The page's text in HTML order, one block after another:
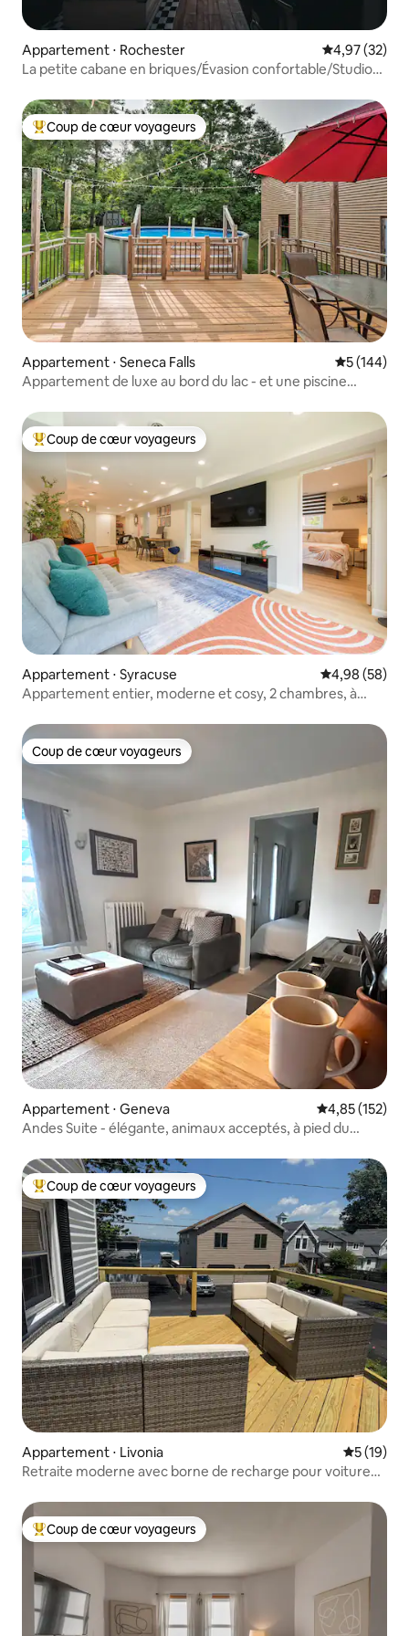
Appartement ⋅ Rochester Évaluation
4,97 (32)
La petite cabane en briques/Évasion confortable/Studio
Coups de cœur voyageurs les plus appréciés
Coup de cœur voyageurs
Appartement ⋅ Seneca Falls Évaluation
5 (144)
Appartement de luxe au bord du lac - et une piscine
Coups de cœur voyageurs les plus appréciés
Coup de cœur voyageurs
Appartement ⋅ Syracuse Évaluation
4,98 (58)
Appartement entier, moderne et cosy, 2 chambres, à
Coup de cœur voyageurs
Coup de cœur voyageurs
Appartement ⋅ Geneva Évaluation
4,85 (152)
Andes Suite - élégante, animaux acceptés, à pied du
Coups de cœur voyageurs les plus appréciés
Coup de cœur voyageurs
Appartement ⋅ Livonia
5 (19)
Retraite moderne avec borne de recharge pour voiture
Coups de cœur voyageurs les plus appréciés
Coup de cœur voyageurs